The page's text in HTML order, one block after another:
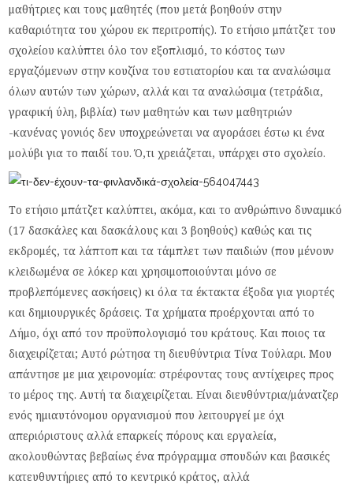
μαθήτριες και τους μαθητές (που μετά βοηθούν στην
καθαριότητα του χώρου εκ περιτροπής). Το ετήσιο μπάτζετ του
σχολείου καλύπτει όλο τον εξοπλισμό, το κόστος των
εργαζόμενων στην κουζίνα του εστιατορίου και τα αναλώσιμα
όλων αυτών των χώρων, αλλά και τα αναλώσιμα (τετράδια,
γραφική ύλη, βιβλία) των μαθητών και των μαθητριών
-κανένας γονιός δεν υποχρεώνεται να αγοράσει έστω κι ένα
μολύβι για το παιδί του. Ό,τι χρειάζεται, υπάρχει στο σχολείο.
Το ετήσιο μπάτζετ καλύπτει, ακόμα, και το ανθρώπινο δυναμικό
(17 δασκάλες και δασκάλους και 3 βοηθούς) καθώς και τις
εκδρομές, τα λάπτοπ και τα τάμπλετ των παιδιών (που μένουν
κλειδωμένα σε λόκερ και χρησιμοποιούνται μόνο σε
προβλεπόμενες ασκήσεις) κι όλα τα έκτακτα έξοδα για γιορτές
και δημιουργικές δράσεις. Τα χρήματα προέρχονται από το
Δήμο, όχι από τον προϋπολογισμό του κράτους. Και ποιος τα
διαχειρίζεται; Αυτό ρώτησα τη διευθύντρια Τίνα Τούλαρι. Μου
απάντησε με μια χειρονομία: στρέφοντας τους αντίχειρες προς
το μέρος της. Αυτή τα διαχειρίζεται. Είναι διευθύντρια/μάνατζερ
ενός ημιαυτόνομου οργανισμού που λειτουργεί με όχι
απεριόριστους αλλά επαρκείς πόρους και εργαλεία,
ακολουθώντας βεβαίως ένα πρόγραμμα σπουδών και βασικές
κατευθυντήριες από το κεντρικό κράτος, αλλά